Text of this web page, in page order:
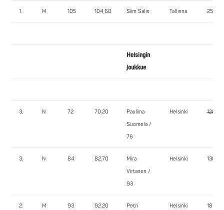
1. M 105 104,60 Siim Salin Tallinna 250,0
Helsingin
joukkue
3. N 72 70,20
Pauliina
Suomela /
76
Helsinki 120,0
3. N 84 82,70
Mira
Virtanen /
93
Helsinki 130,0
2. M 93 92,20 Petri Helsinki 187,5